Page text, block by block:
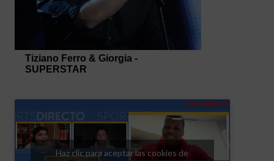
Haz clic para aceptar las cookies de